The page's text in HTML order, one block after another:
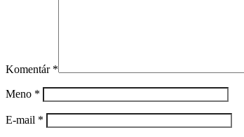
Komentár *
Meno *
E-mail *